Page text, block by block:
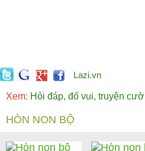
Lazi.vn
Xem: Hỏi đáp, đố vui, truyện
HÒN NON BỘ